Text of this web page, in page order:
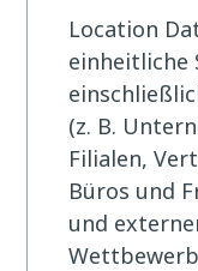
Location
einheitliche
(z. B.
Filialen,
Büros und
und